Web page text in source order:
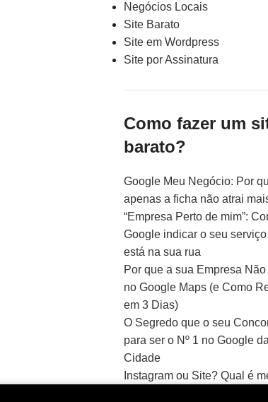
Negócios Locais
Site Barato
Site em Wordpress
Site por Assinatura
Como fazer um
barato?
Google Meu Negócio: Por
apenas a ficha não atrai
“Empresa Perto de mim”:
Google indicar o seu
está na sua rua
Por que a sua Empresa
no Google Maps (e Como
em 3 Dias)
O Segredo que o seu
para ser o Nº 1 no Google
Cidade
Instagram ou Site? Qual é